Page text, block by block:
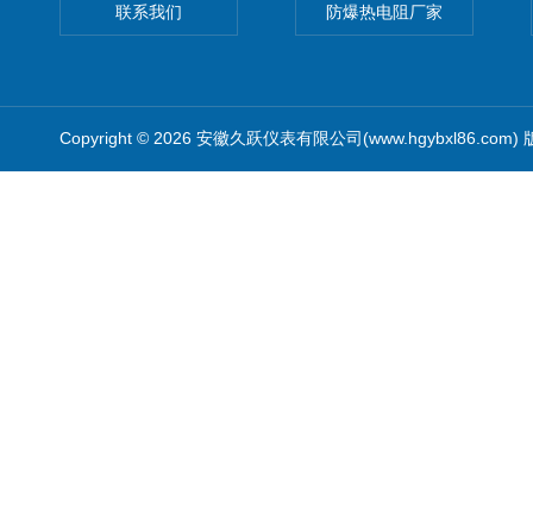
联系我们 防爆热电阻厂家
Copyright © 2026 安徽久跃仪表有限公司(www.hgybxl86.com)